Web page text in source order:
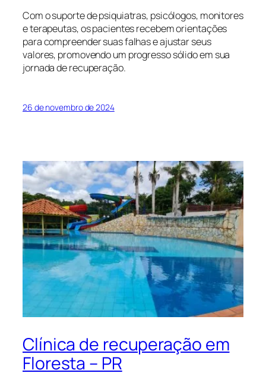
Com o suporte de psiquiatras, psicólogos, monitores
e terapeutas, os pacientes recebem orientações
para compreender suas falhas e ajustar seus
valores, promovendo um progresso sólido em sua
jornada de recuperação.
26 de novembro de 2024
Clínica de recuperação em
Floresta – PR